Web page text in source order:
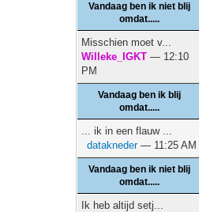
Vandaag ben ik niet blij
omdat.....
Misschien moet v...
Willeke_IGKT — 12:10
PM
Vandaag ben ik blij
omdat.....
... ik in een flauw ...
datakneder— 11:25 AM
Vandaag ben ik niet blij
omdat.....
Ik heb altijd setj...